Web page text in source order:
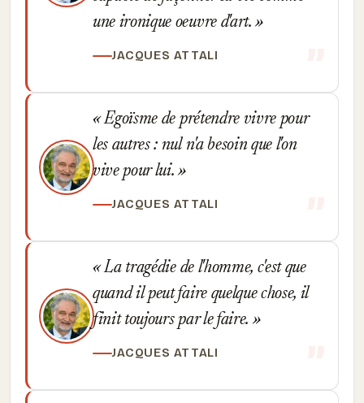
une ironique oeuvre d'art.
JACQUES ATTALI
Egoïsme de prétendre vivre pour
les autres : nul n'a besoin que l'on
vive pour lui.
JACQUES ATTALI
La tragédie de l'homme, c'est que
quand il peut faire quelque chose, il
finit toujours par le faire.
JACQUES ATTALI